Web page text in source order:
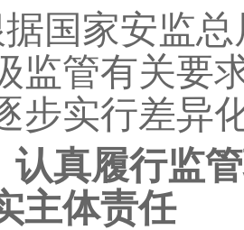
国家安监
监管有关要
步实行差异
认真履行监
主体责任